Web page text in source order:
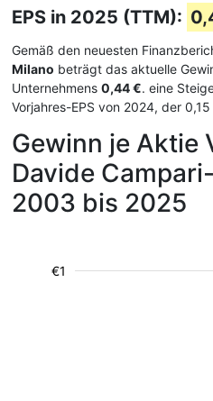
EPS in 2025 (TTM):
Gemäß den neuesten
Milano beträgt das aktuelle
Unternehmens 0,44 €. eine
Vorjahres-EPS von 2024, der
Gewinn je Aktie
Davide
2003 bis 2025
€1